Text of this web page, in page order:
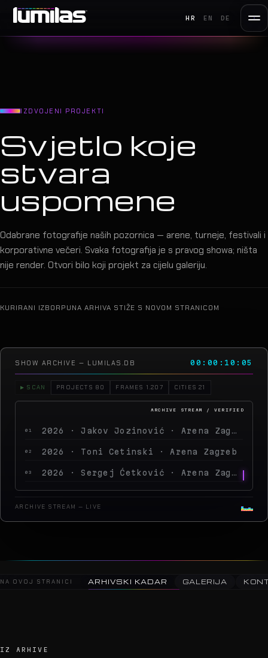
HR EN DE
IZDVOJENI PROJEKTI
Svjetlo koje
stvara
uspomene
Odabrane fotografije naših pozornica — arene, turneje, festivali i
korporativne večeri. Svaka fotografija je s pravog showa; ništa
nije render. Otvori bilo koji projekt za cijelu galeriju.
KURIRANI IZBORPUNA ARHIVA STIŽE S NOVOM STRANICOM
SHOW ARCHIVE — LUMILAS.DB 00:00:11:21
▶ SCAN PROJECTS 80 FRAMES 1.207 CITIES 21
01 2026 · Jakov Jozinović · Arena Zagreb
02 2026 · Toni Cetinski · Arena Zagreb
03 2026 · Sergej Ćetković · Arena Zagreb
2026 · Peđa Jovanović · Arena Zagreb
ARCHIVE STREAM — LIVE
NA OVOJ STRANICI ARHIVSKI KADAR GALERIJA
IZ ARHIVE